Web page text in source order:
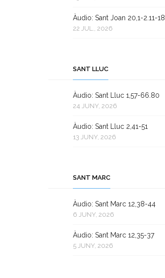
Àudio: Sant Joan 20,1-2.11-18
22 JUL., 2026
SANT LLUC
Àudio: Sant Lluc 1,57-66.80
24 JUNY, 2026
Àudio: Sant Lluc 2,41-51
13 JUNY, 2026
SANT MARC
Àudio: Sant Marc 12,38-44
6 JUNY, 2026
Àudio: Sant Marc 12,35-37
5 JUNY, 2026